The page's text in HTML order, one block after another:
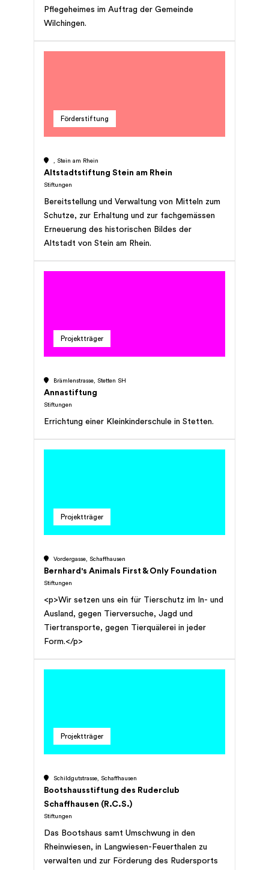
Pflegeheimes im Auftrag der Gemeinde
Wilchingen.
Förderstiftung
, Stein am Rhein
Altstadtstiftung Stein am Rhein
Stiftungen
Bereitstellung und Verwaltung von Mitteln zum
Schutze, zur Erhaltung und zur fachgemässen
Erneuerung des historischen Bildes der
Altstadt von Stein am Rhein.
Projektträger
Brämlenstrasse, Stetten SH
Annastiftung
Stiftungen
Errichtung einer Kleinkinderschule in Stetten.
Projektträger
Vordergasse, Schaffhausen
Bernhard's Animals First & Only Foundation
Stiftungen
<p>Wir setzen uns ein für Tierschutz im In- und
Ausland, gegen Tierversuche, Jagd und
Tiertransporte, gegen Tierquälerei in jeder
Form.</p>
Projektträger
Schildgutstrasse, Schaffhausen
Bootshausstiftung des Ruderclub
Schaffhausen (R.C.S.)
Stiftungen
Das Bootshaus samt Umschwung in den
Rheinwiesen, in Langwiesen-Feuerthalen zu
verwalten und zur Förderung des Rudersports